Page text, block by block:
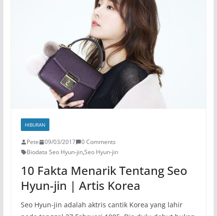
HIBURAN
Pete 09/03/2017
0 Comments
Biodata Seo Hyun-jin,Seo Hyun-jin
10 Fakta Menarik Tentang Seo
Hyun-jin | Artis Korea
Seo Hyun-jin adalah aktris cantik Korea yang lahir